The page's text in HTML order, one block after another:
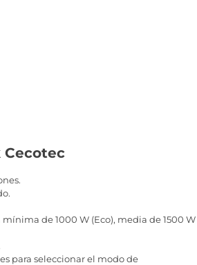
Cecotec
de 1000 W (Eco), media de 1500 W
para seleccionar el modo de